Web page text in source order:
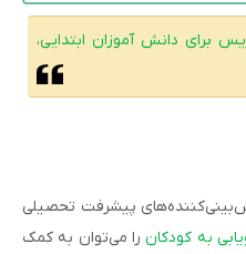
برای دانش آموزان ابتدایی،
پیشرفت تحصیلی
به کودکان را می‌توان به کمک